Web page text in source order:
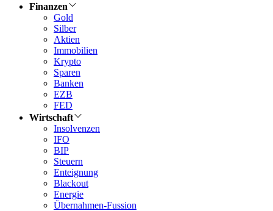
Finanzen
Gold
Silber
Aktien
Immobilien
Krypto
Sparen
Banken
EZB
FED
Wirtschaft
Insolvenzen
IFO
BIP
Steuern
Enteignung
Blackout
Energie
Übernahmen-Fussion